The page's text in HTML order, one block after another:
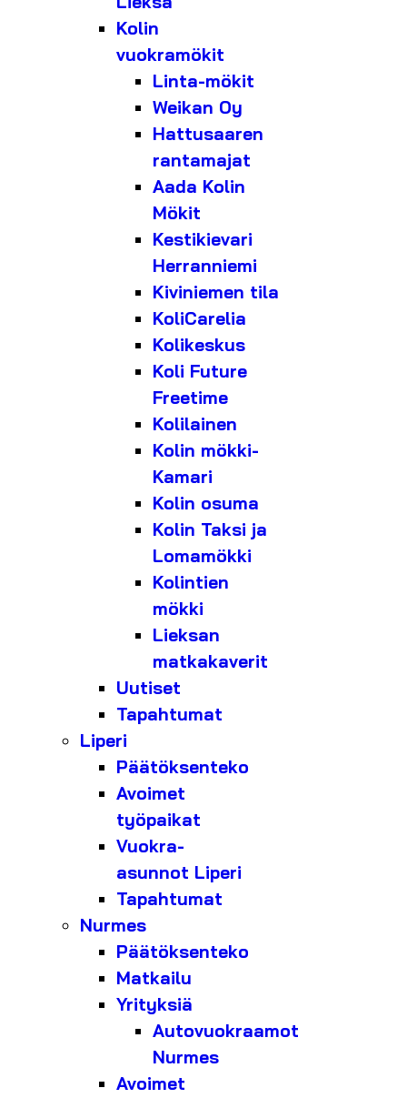
Kolin
vuokramökit
Linta-mökit
Weikan Oy
Hattusaaren
rantamajat
Aada Kolin
Mökit
Kestikievari
Herranniemi
Kiviniemen tila
KoliCarelia
Kolikeskus
Koli Future
Freetime
Kolilainen
Kolin mökki-
Kamari
Kolin osuma
Kolin Taksi ja
Lomamökki
Kolintien
mökki
Lieksan
matkakaverit
Uutiset
Tapahtumat
Liperi
Päätöksenteko
Avoimet
työpaikat
Vuokra-
asunnot Liperi
Tapahtumat
Nurmes
Päätöksenteko
Matkailu
Yrityksiä
Autovuokraamot
Nurmes
Avoimet